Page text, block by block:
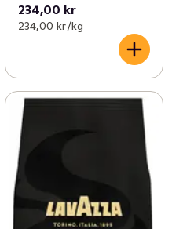
234,00 kr
234,00 kr /kg